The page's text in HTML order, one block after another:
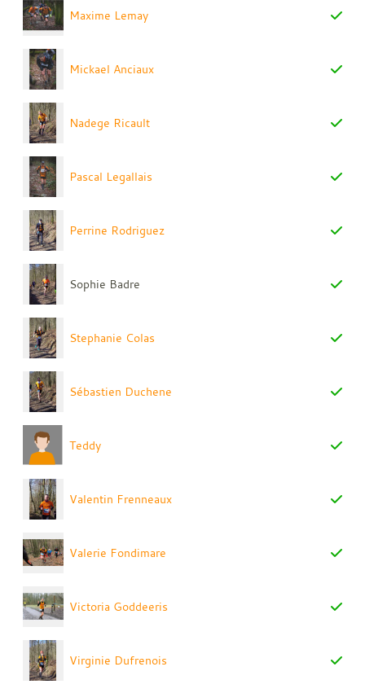
Maxime Lemay
Mickael Anciaux
Nadege Ricault
Pascal Legallais
Perrine Rodriguez
Sophie Badre
Stephanie Colas
Sébastien Duchene
Teddy
Valentin Frenneaux
Valerie Fondimare
Victoria Goddeeris
Virginie Dufrenois